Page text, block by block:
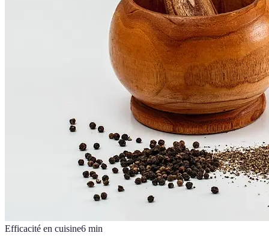
Efficacité en cuisine6 min